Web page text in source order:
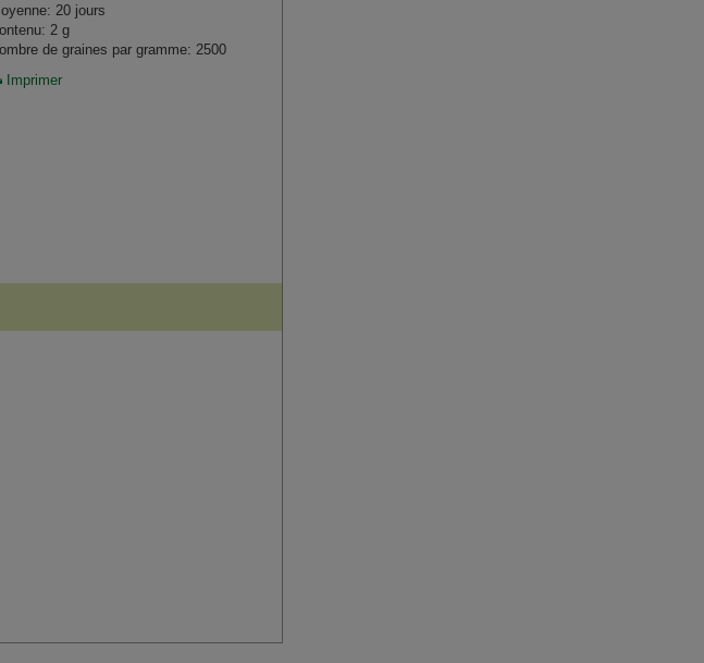
20 jours
2 g
de graines par gramme: 2500
Imprimer